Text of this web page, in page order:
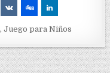
,Juego para Niños